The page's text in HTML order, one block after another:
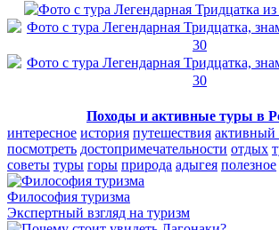
Походы и активные туры в
интересное история путешествия активный
посмотреть достопримечательности отдых
советы туры горы природа адыгея полезное
Философия туризма
Экспертный взгляд на туризм